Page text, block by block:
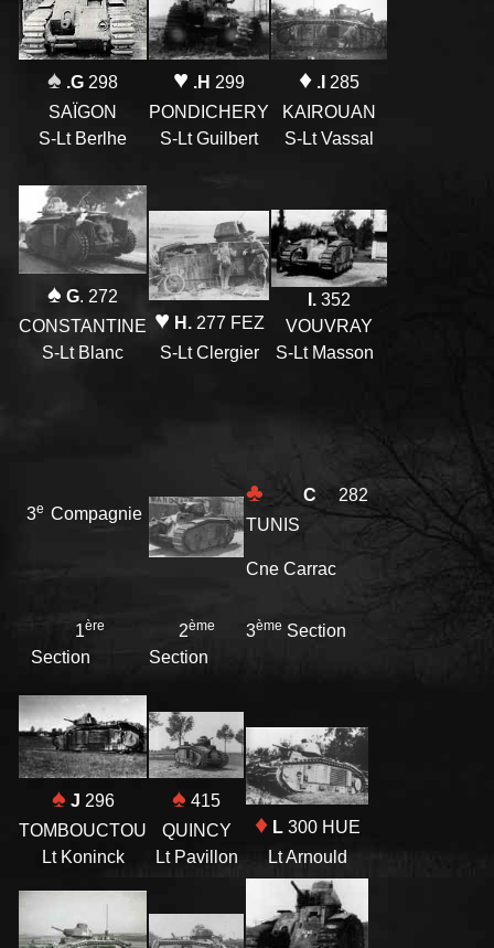
♠ .G 298
SAÏGON
S-Lt Berlhe
♥ .H 299
PONDICHERY
S-Lt Guilbert
♦ .I 285
KAIROUAN
S-Lt Vassal
♠ G. 272
CONSTANTINE
S-Lt Blanc
♥ H.277 FEZ
S-Lt Clergier
I. 352
VOUVRAY
S-Lt Masson
3e Compagnie
♣ C 282
TUNIS
Cne Carrac
1ère
Section
2ème
Section
3ème Section
♠ J 296
TOMBOUCTOU
Lt Koninck
♠ 415
QUINCY
Lt Pavillon
♦ L300 HUE
Lt Arnould